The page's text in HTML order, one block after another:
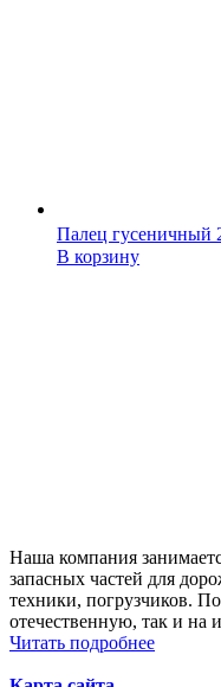
Палец гусеничный
В корзину
Наша компания
запасных частей для
техники, погрузчиков.
отечественную, так и на
Читать подробнее